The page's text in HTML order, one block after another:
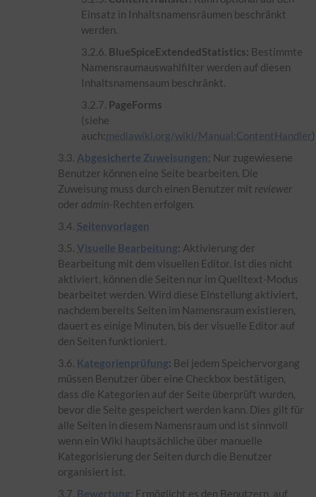
Einsatz in Inhaltsnamensräumen beschränkt
werden.
BlueSpiceExtendedStatistics: Bestimmte
Namensraumauswahlfilter werden auf diesen
Inhaltsnamensaum beschränkt.
PageForms
(siehe
auch:mediawiki.org/wiki/Manual:ContentHandler)
Abgesicherte Zuweisungen: Nur zugewiesene
Benutzer können eine Seite bearbeiten. Die
Zuweisung muss durch einen Benutzer mit reviewer
oder admin-Rechten erfolgen.
Seitenvorlagen
Visuelle Bearbeitung: Aktivierung der
Bearbeitung mit dem visuellen Editor. Ist dies nicht
aktiviert, können die Seiten nur im Quelltext-Modus
bearbeitet werden. Wird diese Einstellung aktiviert,
nachdem bereits Seiten im Namensraum existieren,
dauert es einige Minuten, bis der visuelle Editor auf
den Seiten funktioniert.
Kategorienprüfung: Bei jedem Speichervorgang
müssen Benutzer über eine Checkbox bestätigen,
dass die Kategorien auf der Seite überprüft wurden,
bevor die Seite gespeichert werden kann. Dies gilt für
alle Seiten in diesem Namensraum und ist sinnvoll
wenn ein Wiki hauptsächliche über manuelle
Kategorisierung der Seiten durch die Benutzer
organisiert ist.
Bewertung: Ermöglicht es den Benutzern, auf